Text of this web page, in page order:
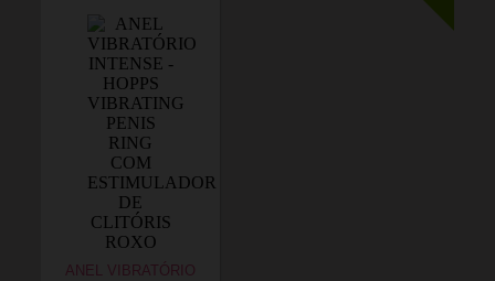
ANEL VIBRATÓRIO